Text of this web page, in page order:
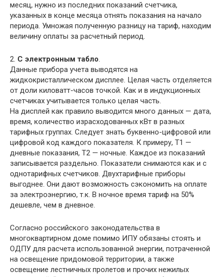
месяц, нужно из последних показаний счетчика,
указанных в конце месяца отнять показания на начало
периода. Умножая полученную разницу на тариф, находим
величину оплаты за расчетный период.
2. С электронным табло.
Данные прибора учета выводятся на
жидкокристаллическом дисплее. Целая часть отделяется
от доли киловатт-часов точкой. Как и в индукционных
счетчиках учитывается только целая часть.
На дисплей как правило выводится много данных — дата,
время, количество израсходованных кВт в разных
тарифных группах. Следует знать буквенно-цифровой или
цифровой код каждого показателя. К примеру, Т1 —
дневные показания, Т2 — ночные. Каждое из показаний
записывается раздельно. Показатели снимаются как и с
однотарифных счетчиков. Двухтарифные приборы
выгоднее. Они дают возможность сэкономить на оплате
за электроэнергию, т.к. В ночное время тариф на 50%
дешевле, чем в дневное.
Согласно российского законодательства в
многоквартирном доме помимо ИПУ обязаны стоять и
ОДПУ для расчета использованной энергии, потраченной
на освещение придомовой территории, а также
освещение лестничных пролетов и прочих нежилых